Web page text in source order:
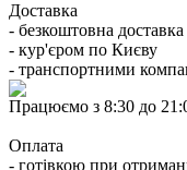
Доставка
- безкоштовна
- кур'єром по Києву
- транспортними
Працюємо з 8:30 до
Оплата
- готівкою при